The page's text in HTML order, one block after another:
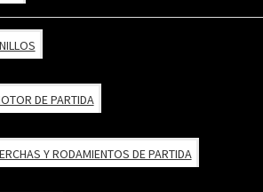
DE PARTIDA
Y RODAMIENTOS DE PARTIDA